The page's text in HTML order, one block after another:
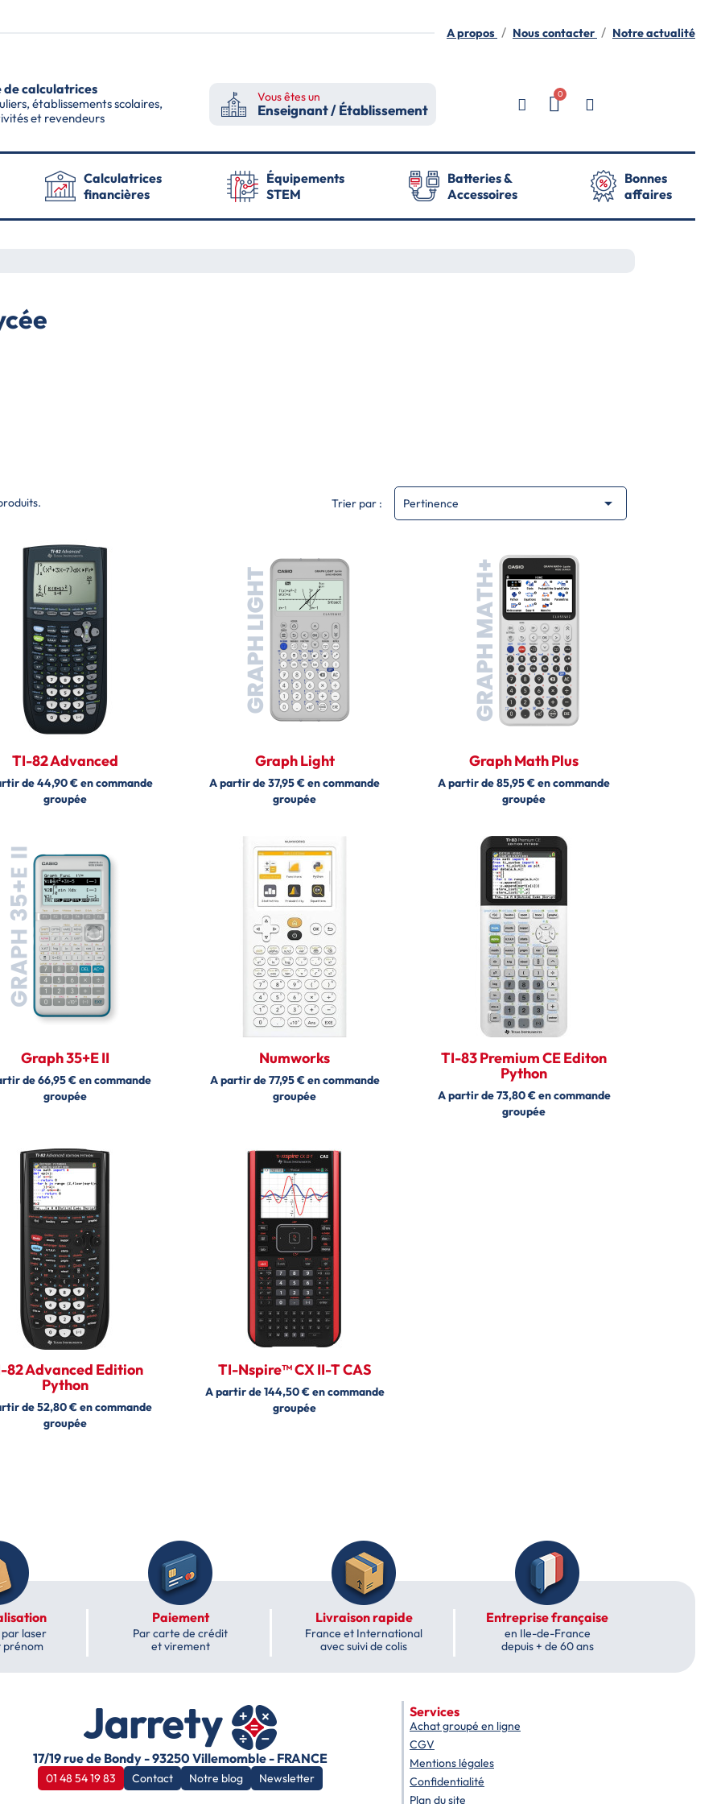
A propos Nous contacter Notre actualité
de calculatrices
établissements scolaires,
et revendeurs
Vous êtes un
Enseignant / Établissement
Calculatrices
financières
Équipements
STEM
Batteries &
Accessoires
Bonnes
affaires
Trier par : Pertinence 
TI-82 Advanced
de 44,90 € en commande
groupée
Graph Light
A partir de 37,95 € en commande
groupée
Graph Math Plus
A partir de 85,95 € en commande
groupée
Graph 35+E II
de 66,95 € en commande
groupée
Numworks
A partir de 77,95 € en commande
groupée
TI-83 Premium CE Editon
Python
A partir de 73,80 € en commande
groupée
82 Advanced Edition
Python
de 52,80 € en commande
groupée
TI-Nspire™ CX II-T CAS
A partir de 144,50 € en commande
groupée
laser
prénom
Paiement
Par carte de crédit
et virement
Livraison rapide
France et International
avec suivi de colis
Entreprise française
en Ile-de-France
depuis + de 60 ans
17/19 rue de Bondy - 93250 Villemomble - FRANCE
01 48 54 19 83 Contact Notre blog Newsletter
Services
Achat groupé en ligne
CGV
Mentions légales
Confidentialité
Plan du site